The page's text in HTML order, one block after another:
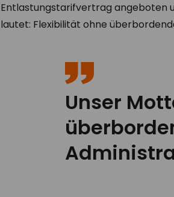
Entlastungstarifvertrag angeboten
lautet: Flexibilität ohne
Unser